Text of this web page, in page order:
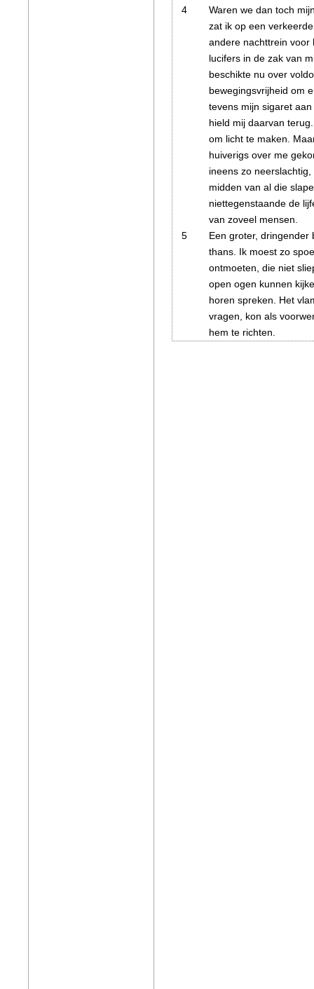
4
Waren we dan toch
zat ik op een
andere nachttrein voor
lucifers in de zak van
beschikte nu over
bewegingsvrijheid om
tevens mijn sigaret
hield mij daarvan
om licht te maken.
huiverigs over me
ineens zo
midden van al die
niettegenstaande de
van zoveel mensen.
5
Een groter, dringender
thans. Ik moest zo
ontmoeten, die niet
open ogen kunnen
horen spreken. Het
vragen, kon als
hem te richten.